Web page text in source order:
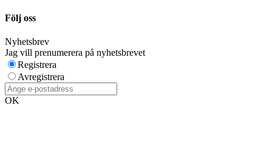
Följ oss
Nyhetsbrev
Jag vill prenumerera på nyhetsbrevet
Registrera
Avregistrera
OK